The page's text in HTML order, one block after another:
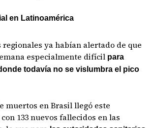
en Latinoamérica
ya habían alertado de que
especialmente difícil para
todavía no se vislumbra el pico
muertos en Brasil llegó este
133 nuevos fallecidos en las